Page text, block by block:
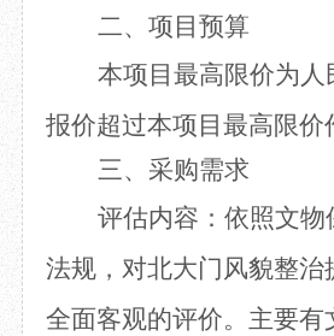
二、项目预算
本项目最高限价为人
报价超过本项目最高限价
三、采购需求
评估内容：依照文物
法规，对北大门风貌整治
全面客观的评价。主要有